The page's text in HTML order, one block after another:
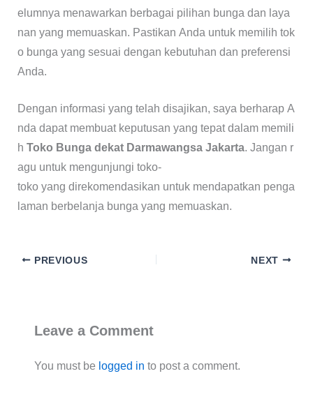
elumnya menawarkan berbagai pilihan bunga dan laya
nan yang memuaskan. Pastikan Anda untuk memilih tok
o bunga yang sesuai dengan kebutuhan dan preferensi
Anda.
Dengan informasi yang telah disajikan, saya berharap A
nda dapat membuat keputusan yang tepat dalam memili
h Toko Bunga dekat Darmawangsa Jakarta. Jangan r
agu untuk mengunjungi toko-
toko yang direkomendasikan untuk mendapatkan penga
laman berbelanja bunga yang memuaskan.
PREVIOUS NEXT
Leave a Comment
You must be logged in to post a comment.